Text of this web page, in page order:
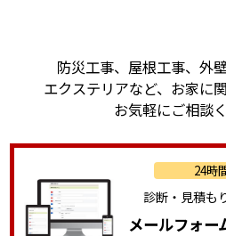
防災工事、屋根工事、外
エクステリアなど、 お家に
お気軽にご相談
24時
診断・見積も
メールフォー